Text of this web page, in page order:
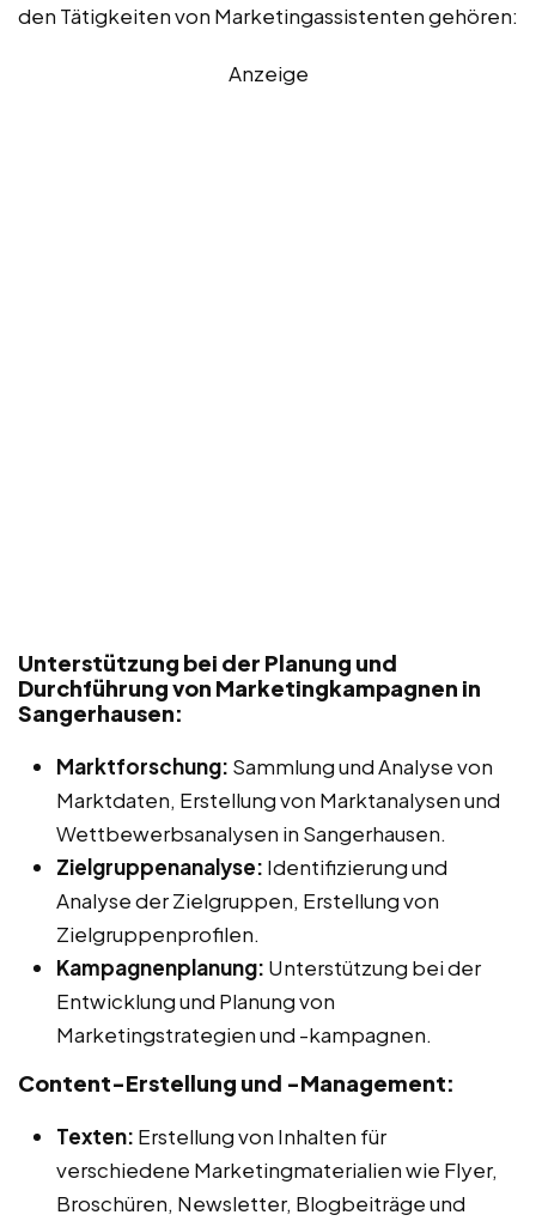
den Tätigkeiten von Marketingassistenten gehören:
Anzeige
Unterstützung bei der Planung und
Durchführung von Marketingkampagnen in
Sangerhausen:
Marktforschung: Sammlung und Analyse von
Marktdaten, Erstellung von Marktanalysen und
Wettbewerbsanalysen in Sangerhausen.
Zielgruppenanalyse: Identifizierung und
Analyse der Zielgruppen, Erstellung von
Zielgruppenprofilen.
Kampagnenplanung: Unterstützung bei der
Entwicklung und Planung von
Marketingstrategien und -kampagnen.
Content-Erstellung und -Management:
Texten: Erstellung von Inhalten für
verschiedene Marketingmaterialien wie Flyer,
Broschüren, Newsletter, Blogbeiträge und